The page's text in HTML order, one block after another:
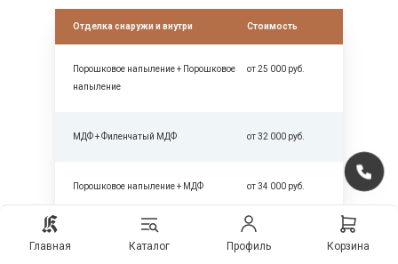
Отделка снаружи и внутри Стоимость
Порошковое напыление + Порошковое
напыление
от 25 000 руб.
МДФ + Филенчатый МДФ от 32 000 руб.
Порошковое напыление + МДФ от 34 000 руб.
Массив дерева + МДФ
Главная Каталог Профиль Корзина